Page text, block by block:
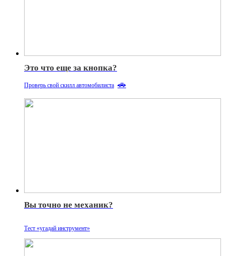
Это что еще за кнопка?
Проверь свой скилл автомобилиста 🚗
Вы точно не механик?
Тест «угадай инструмент»